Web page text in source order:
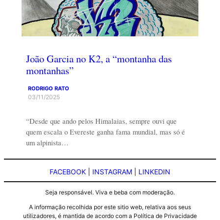
João Garcia no K2, a “montanha das
montanhas”
RODRIGO RATO
03/11/2025
“Desde que ando pelos Himalaias, sempre ouvi que
quem escala o Evereste ganha fama mundial, mas só é
um alpinista…
FACEBOOK INSTAGRAM LINKEDIN
Seja responsável. Viva e beba com moderação.
A informação recolhida por este sitio web, relativa aos seus
utilizadores, é mantida de acordo com a Política de Privacidade